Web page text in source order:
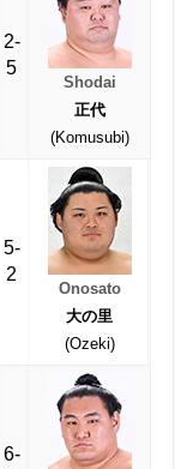
2-
5
Shodai
正代
(Komusubi)
5-
2
Onosato
大の里
(Ozeki)
6-